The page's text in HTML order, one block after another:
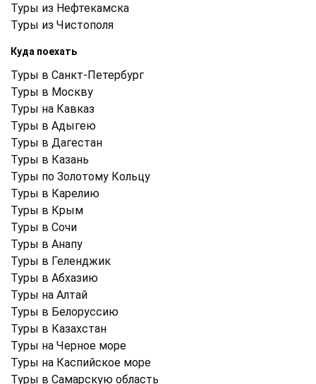
Туры из Нефтекамска
Туры из Чистополя
Куда поехать
Туры в Санкт-Петербург
Туры в Москву
Туры на Кавказ
Туры в Адыгею
Туры в Дагестан
Туры в Казань
Туры по Золотому Кольцу
Туры в Карелию
Туры в Крым
Туры в Cочи
Туры в Анапу
Туры в Геленджик
Туры в Абхазию
Туры на Алтай
Туры в Белоруссию
Туры в Казахстан
Туры на Черное море
Туры на Каспийское море
Туры в Самарскую область